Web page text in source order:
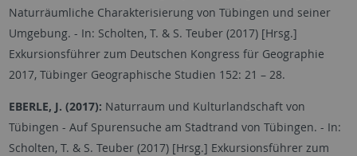
Naturräumliche Charakterisierung von Tübingen und seiner
Umgebung. - In: Scholten, T. & S. Teuber (2017) [Hrsg.]
Exkursionsführer zum Deutschen Kongress für Geographie
2017, Tübinger Geographische Studien 152: 21 –28.
EBERLE, J. (2017): Naturraum und Kulturlandschaft von
Tübingen - Auf Spurensuche am Stadtrand von Tübingen. - In:
Scholten, T. & S. Teuber (2017) [Hrsg.] Exkursionsführer zum